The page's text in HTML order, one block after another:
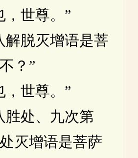
世尊。”
脱灭增语是菩
？”
世尊。”
处、九次第
灭增语是菩萨